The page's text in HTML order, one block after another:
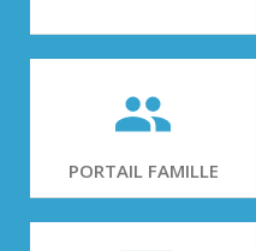
PORTAIL FAMILLE